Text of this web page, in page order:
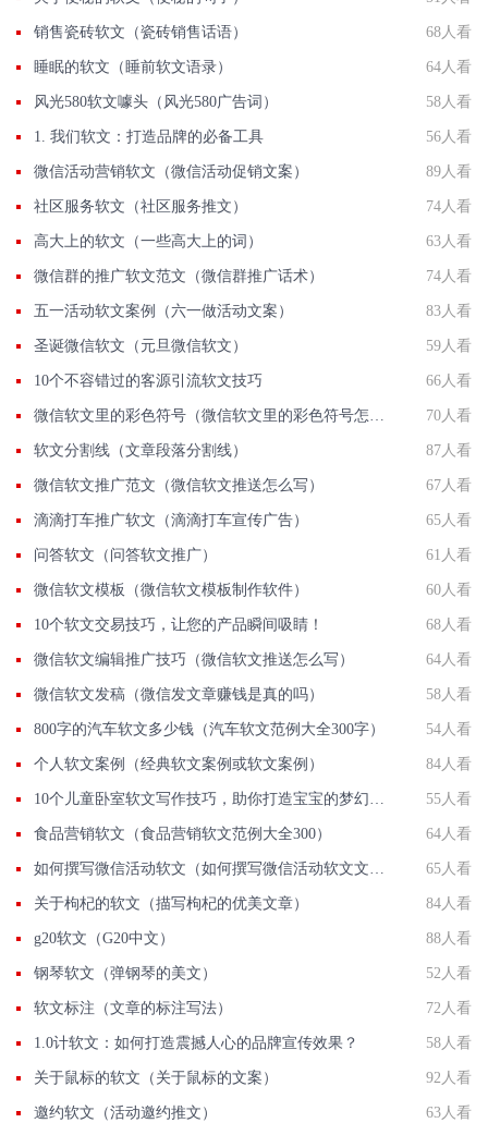
销售瓷砖软文（瓷砖销售话语） 68人看
睡眠的软文（睡前软文语录） 64人看
风光580软文噱头（风光580广告词） 58人看
1. 我们软文：打造品牌的必备工具 56人看
微信活动营销软文（微信活动促销文案） 89人看
社区服务软文（社区服务推文） 74人看
高大上的软文（一些高大上的词） 63人看
微信群的推广软文范文（微信群推广话术） 74人看
五一活动软文案例（六一做活动文案） 83人看
圣诞微信软文（元旦微信软文） 59人看
10个不容错过的客源引流软文技巧 66人看
微信软文里的彩色符号（微信软文里的彩色符号怎么打） 70人看
软文分割线（文章段落分割线） 87人看
微信软文推广范文（微信软文推送怎么写） 67人看
滴滴打车推广软文（滴滴打车宣传广告） 65人看
问答软文（问答软文推广） 61人看
微信软文模板（微信软文模板制作软件） 60人看
10个软文交易技巧，让您的产品瞬间吸睛！ 68人看
微信软文编辑推广技巧（微信软文推送怎么写） 64人看
微信软文发稿（微信发文章赚钱是真的吗） 58人看
800字的汽车软文多少钱（汽车软文范例大全300字） 54人看
个人软文案例（经典软文案例或软文案例） 84人看
10个儿童卧室软文写作技巧，助你打造宝宝的梦幻空间！ 55人看
食品营销软文（食品营销软文范例大全300） 64人看
如何撰写微信活动软文（如何撰写微信活动软文文章） 65人看
关于枸杞的软文（描写枸杞的优美文章） 84人看
g20软文（G20中文） 88人看
钢琴软文（弹钢琴的美文） 52人看
软文标注（文章的标注写法） 72人看
1.0计软文：如何打造震撼人心的品牌宣传效果？ 58人看
关于鼠标的软文（关于鼠标的文案） 92人看
邀约软文（活动邀约推文） 63人看